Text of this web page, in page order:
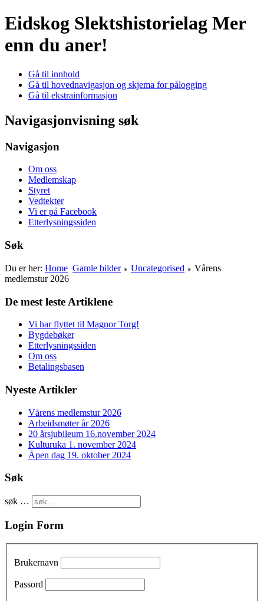
Eidskog Slektshistorielag Mer
enn du aner!
Gå til innhold
Gå til hovednavigasjon og skjema for pålogging
Gå til ekstrainformasjon
Navigasjonvisning søk
Navigasjon
Om oss
Medlemskap
Styret
Vedtekter
Vi er på Facebook
Etterlysningssiden
Søk
Du er her: Home Gamle bilder Uncategorised
Vårens
medlemstur 2026
De mest leste Artiklene
Vi har flyttet til Magnor Torg!
Bygdebøker
Etterlysningssiden
Om oss
Betalingsbasen
Nyeste Artikler
Vårens medlemstur 2026
Arbeidsmøter år 2026
20 årsjubileum 16.november 2024
Kulturuka 1. november 2024
Åpen dag 19. oktober 2024
Søk
søk …
Login Form
Brukernavn
Passord